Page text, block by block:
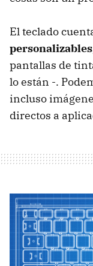
El teclado
personalizables
pantallas de
lo están -.
incluso
directos a